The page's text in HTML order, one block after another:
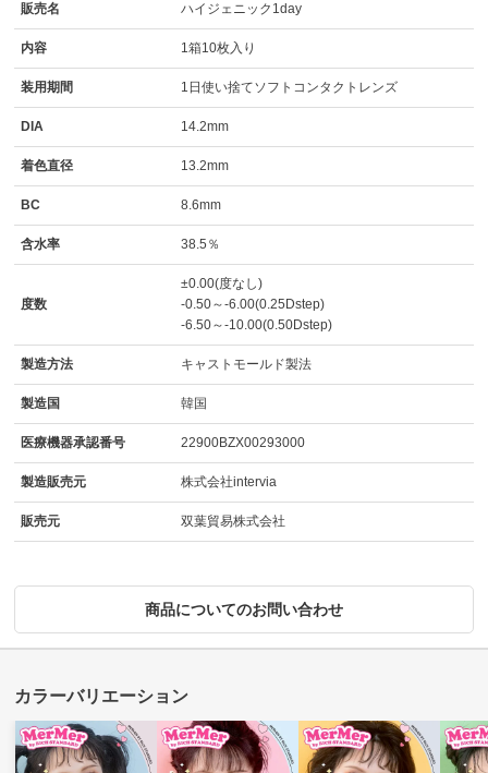
販売名 ハイジェニック1day
内容 1箱10枚入り
装用期間 1日使い捨てソフトコンタクトレンズ
DIA 14.2mm
着色直径 13.2mm
BC 8.6mm
含水率 38.5％
度数
±0.00(度なし)
-0.50～-6.00(0.25Dstep)
-6.50～-10.00(0.50Dstep)
製造方法 キャストモールド製法
製造国 韓国
医療機器承認番号 22900BZX00293000
製造販売元 株式会社intervia
販売元 双葉貿易株式会社
商品についてのお問い合わせ